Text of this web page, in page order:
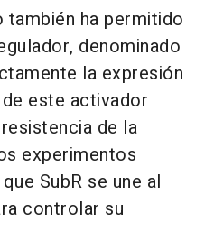
también ha permitido
denominado
la expresión
de este activador
de la
experimentos
SubR se une al
controlar su